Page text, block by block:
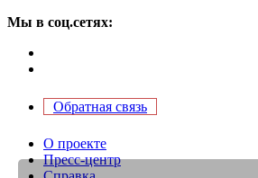
Мы в соц.сетях:
Обратная связь
О проекте
Пресс-центр